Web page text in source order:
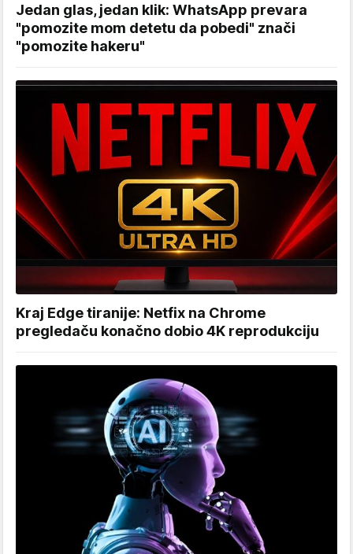
Jedan glas, jedan klik: WhatsApp prevara
"pomozite mom detetu da pobedi" znači
"pomozite hakeru"
Kraj Edge tiranije: Netfix na Chrome
pregledaču konačno dobio 4K reprodukciju